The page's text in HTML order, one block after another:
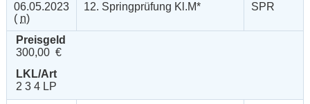
06.05.2023
( n)
12. Springprüfung Kl.M* SPR
Preisgeld
300,00 €
LKL/Art
2 3 4 LP